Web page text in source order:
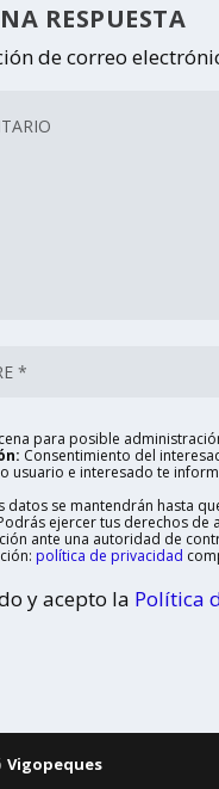
RESPUESTA
de correo
para posible
Consentimiento del
usuario e interesado te
datos se mantendrán hasta
ejercer tus derechos de
ante una autoridad de
política de privacidad
y acepto la Política
Vigopeques